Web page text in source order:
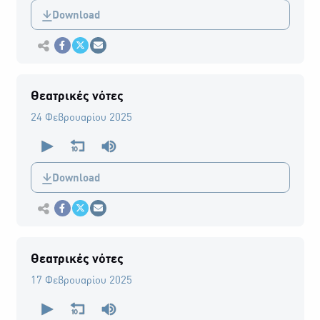
0
secondsDownload
Κοινοποίηση στο Facebook
Κοινοποίηση Twitter
Αποστολή με Email
Θεατρικές νότες
24 Φεβρουαρίου 2025
seconds
0
secondsDownload
Κοινοποίηση στο Facebook
Κοινοποίηση Twitter
Αποστολή με Email
Θεατρικές νότες
17 Φεβρουαρίου 2025
seconds